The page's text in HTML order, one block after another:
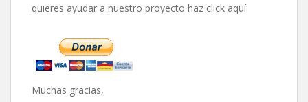
quieres ayudar a nuestro proyecto haz click aquí:
Muchas gracias,